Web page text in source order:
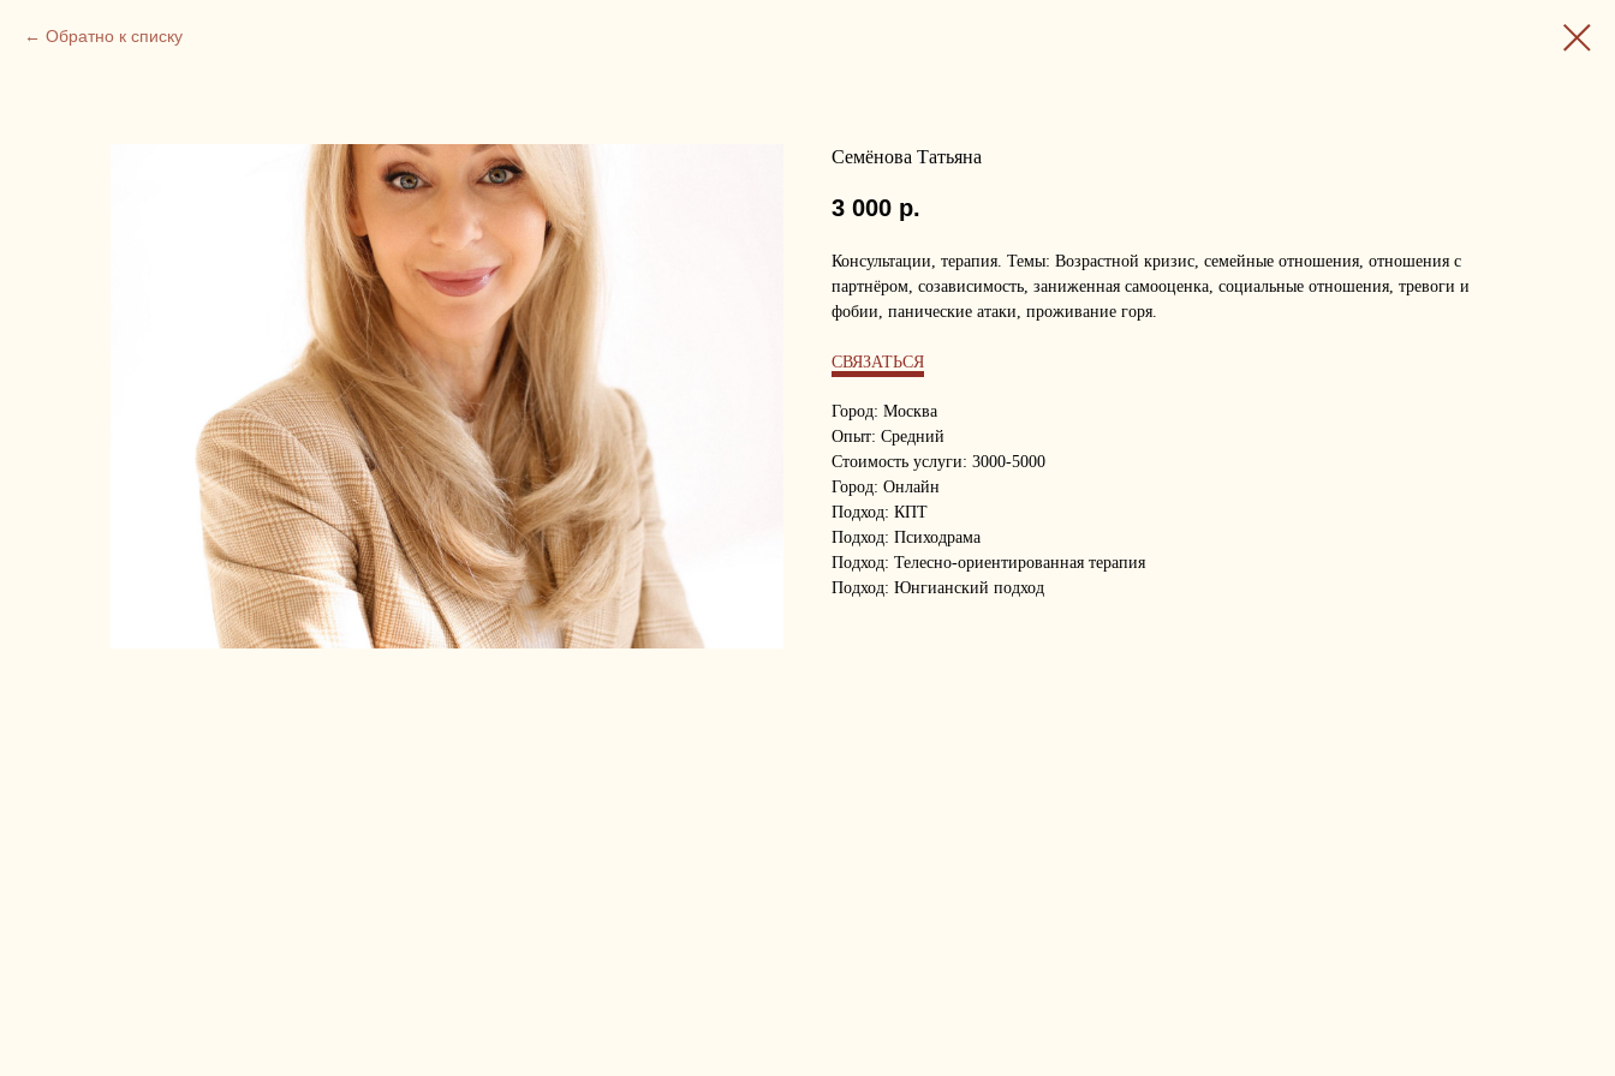
Обратно к списку
Семёнова Татьяна
3 000 р.
Консультации, терапия. Темы: Возрастной кризис, семейные отношения, отношения с
партнёром, созависимость, заниженная самооценка, социальные отношения, тревоги и
фобии, панические атаки, проживание горя.
СВЯЗАТЬСЯ
Город: Москва
Опыт: Средний
Стоимость услуги: 3000-5000
Город: Онлайн
Подход: КПТ
Подход: Психодрама
Подход: Телесно-ориентированная терапия
Подход: Юнгианский подход